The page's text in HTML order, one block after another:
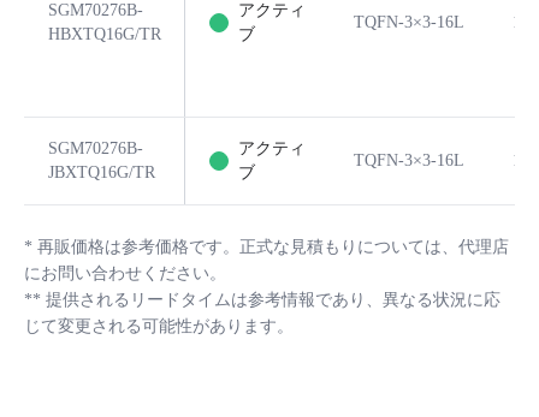
SGM70276B-
HBXTQ16G/TR
アクティ
ブ
TQFN-3×3-16L 16
SGM70276B-
JBXTQ16G/TR
アクティ
ブ
TQFN-3×3-16L 16
* 再販価格は参考価格です。正式な見積もりについては、代理店
にお問い合わせください。
** 提供されるリードタイムは参考情報であり、異なる状況に応
じて変更される可能性があります。